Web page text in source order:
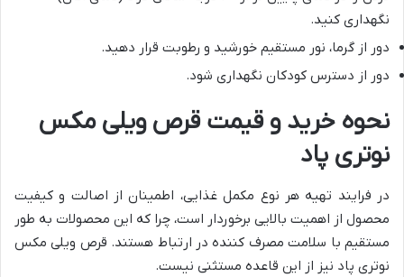
نگهداری کنید.
دور از گرما، نور مستقیم خورشید و رطوبت قرار دهید.
دور از دسترس کودکان نگهداری شود.
نحوه خرید و قیمت قرص ویلی مکس
نوتری پاد
در فرایند تهیه هر نوع مکمل غذایی، اطمینان از اصالت و کیفیت
محصول از اهمیت بالایی برخوردار است، چرا که این محصولات به طور
مستقیم با سلامت مصرف کننده در ارتباط هستند. قرص ویلی مکس
نوتری پاد نیز از این قاعده مستثنی نیست.